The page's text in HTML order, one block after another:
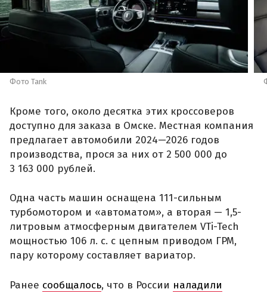
Фото Tank
Кроме того, около десятка этих кроссоверов
доступно для заказа в Омске. Местная компания
предлагает автомобили 2024—2026 годов
производства, прося за них от 2 500 000 до
3 163 000 рублей.
Одна часть машин оснащена 111-сильным
турбомотором и «автоматом», а вторая — 1,5-
литровым атмосферным двигателем VTi-Tech
мощностью 106 л. с. с цепным приводом ГРМ,
пару которому составляет вариатор.
Ранее сообщалось, что в России наладили